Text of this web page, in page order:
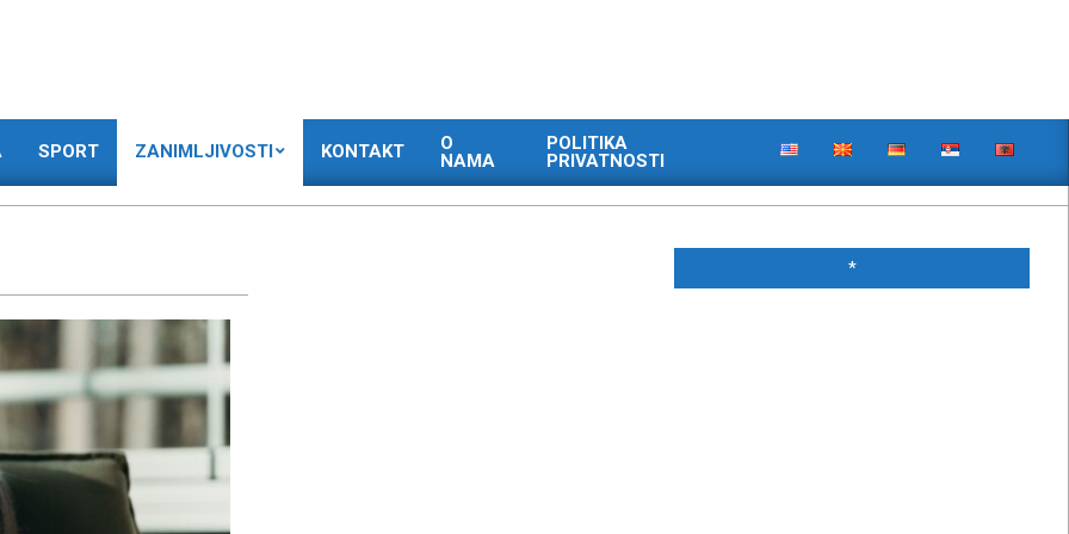
SPORT ZANIMLJIVOSTI KONTAKT
O
NAMA
POLITIKA
PRIVATNOSTI
*